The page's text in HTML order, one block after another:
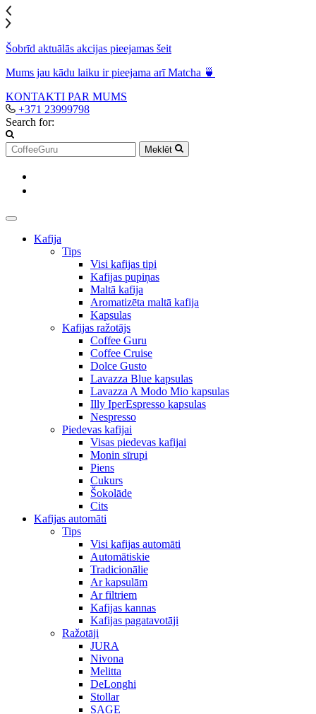
Šobrīd aktuālās akcijas pieejamas šeit
Mums jau kādu laiku ir pieejama arī Matcha 🍵
KONTAKTI PAR MUMS
+371 23999798
Search for:
Meklēt
Kafija
Tips
Visi kafijas tipi
Kafijas pupiņas
Maltā kafija
Aromatizēta maltā kafija
Kapsulas
Kafijas ražotājs
Coffee Guru
Coffee Cruise
Dolce Gusto
Lavazza Blue kapsulas
Lavazza A Modo Mio kapsulas
Illy IperEspresso kapsulas
Nespresso
Piedevas kafijai
Visas piedevas kafijai
Monin sīrupi
Piens
Cukurs
Šokolāde
Cits
Kafijas automāti
Tips
Visi kafijas automāti
Automātiskie
Tradicionālie
Ar kapsulām
Ar filtriem
Kafijas kannas
Kafijas pagatavotāji
Ražotāji
JURA
Nivona
Melitta
DeLonghi
Stollar
SAGE